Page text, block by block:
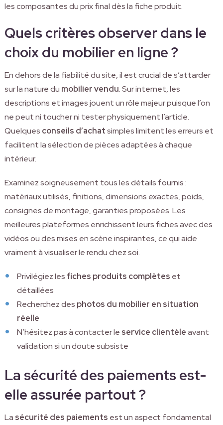
les composantes du prix final dès la fiche produit.
Quels critères observer dans le
choix du mobilier en ligne ?
En dehors de la fiabilité du site, il est crucial de s’attarder
sur la nature du mobilier vendu. Sur internet, les
descriptions et images jouent un rôle majeur puisque l’on
ne peut ni toucher ni tester physiquement l’article.
Quelques conseils d’achatsimples limitent les erreurs et
facilitent la sélection de pièces adaptées à chaque
intérieur.
Examinez soigneusement tous les détails fournis :
matériaux utilisés, finitions, dimensions exactes, poids,
consignes de montage, garanties proposées. Les
meilleures plateformes enrichissent leurs fiches avec des
vidéos ou des mises en scène inspirantes, ce qui aide
vraiment à visualiser le rendu chez soi.
Privilégiez les fiches produits complètes et
détaillées
Recherchez des photos du mobilier en situation
réelle
N’hésitez pas à contacter le service clientèleavant
validation si un doute subsiste
La sécurité des paiements est-
elle assurée partout ?
La sécurité des paiements est un aspect fondamental